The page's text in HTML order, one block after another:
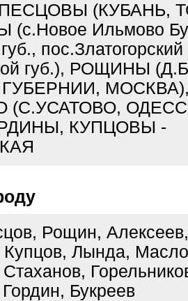
(КУБАНЬ,
Ильмово
губ.), РОЩИНЫ
(С.УСАТОВО,
КУПЦОВЫ -
Рощин,
Лында,
Букреев